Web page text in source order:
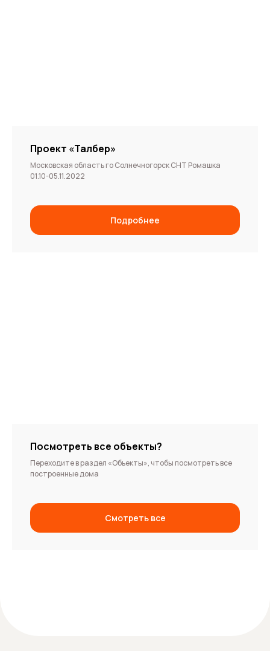
Проект «Талбер»
Московская область го Солнечногорск СНТ Ромашка
01.10-05.11.2022
Подробнее
Посмотреть все объекты?
Переходите в раздел «Объекты», чтобы посмотреть все
построенные дома
Смотреть все